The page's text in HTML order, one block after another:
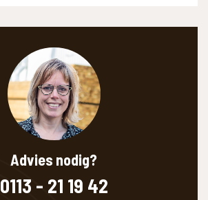
Advies nodig?
0113 - 21 19 42